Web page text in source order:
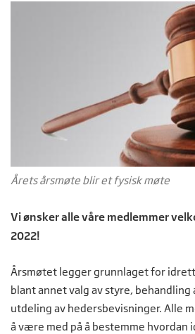
Årets årsmøte blir et fysisk møte
Vi ønsker alle våre medlemmer
2022!
Årsmøtet legger grunnlaget for
blant annet valg av styre, behandling
utdeling av hedersbevisninger. Alle
å være med på å bestemme hvordan